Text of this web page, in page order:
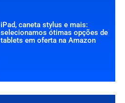
iPad, caneta stylus e mais:
selecionamos ótimas opções de
tablets em oferta na Amazon